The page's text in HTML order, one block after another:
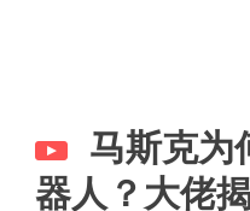
马斯克为
器人？大佬